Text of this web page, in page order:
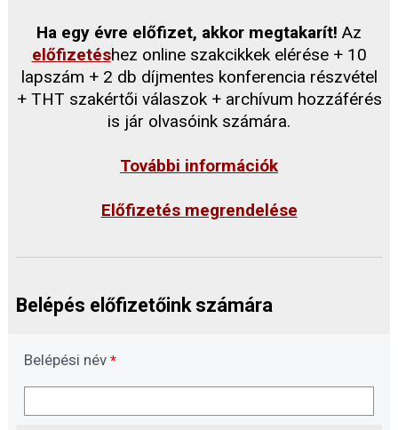
Ha egy évre előfizet, akkor megtakarít! Az
előfizetéshez online szakcikkek elérése + 10
lapszám + 2 db díjmentes konferencia részvétel
+ THT szakértői válaszok + archívum hozzáférés
is jár olvasóink számára.
További információk
Előfizetés megrendelése
Belépés előfizetőink számára
Belépési név *